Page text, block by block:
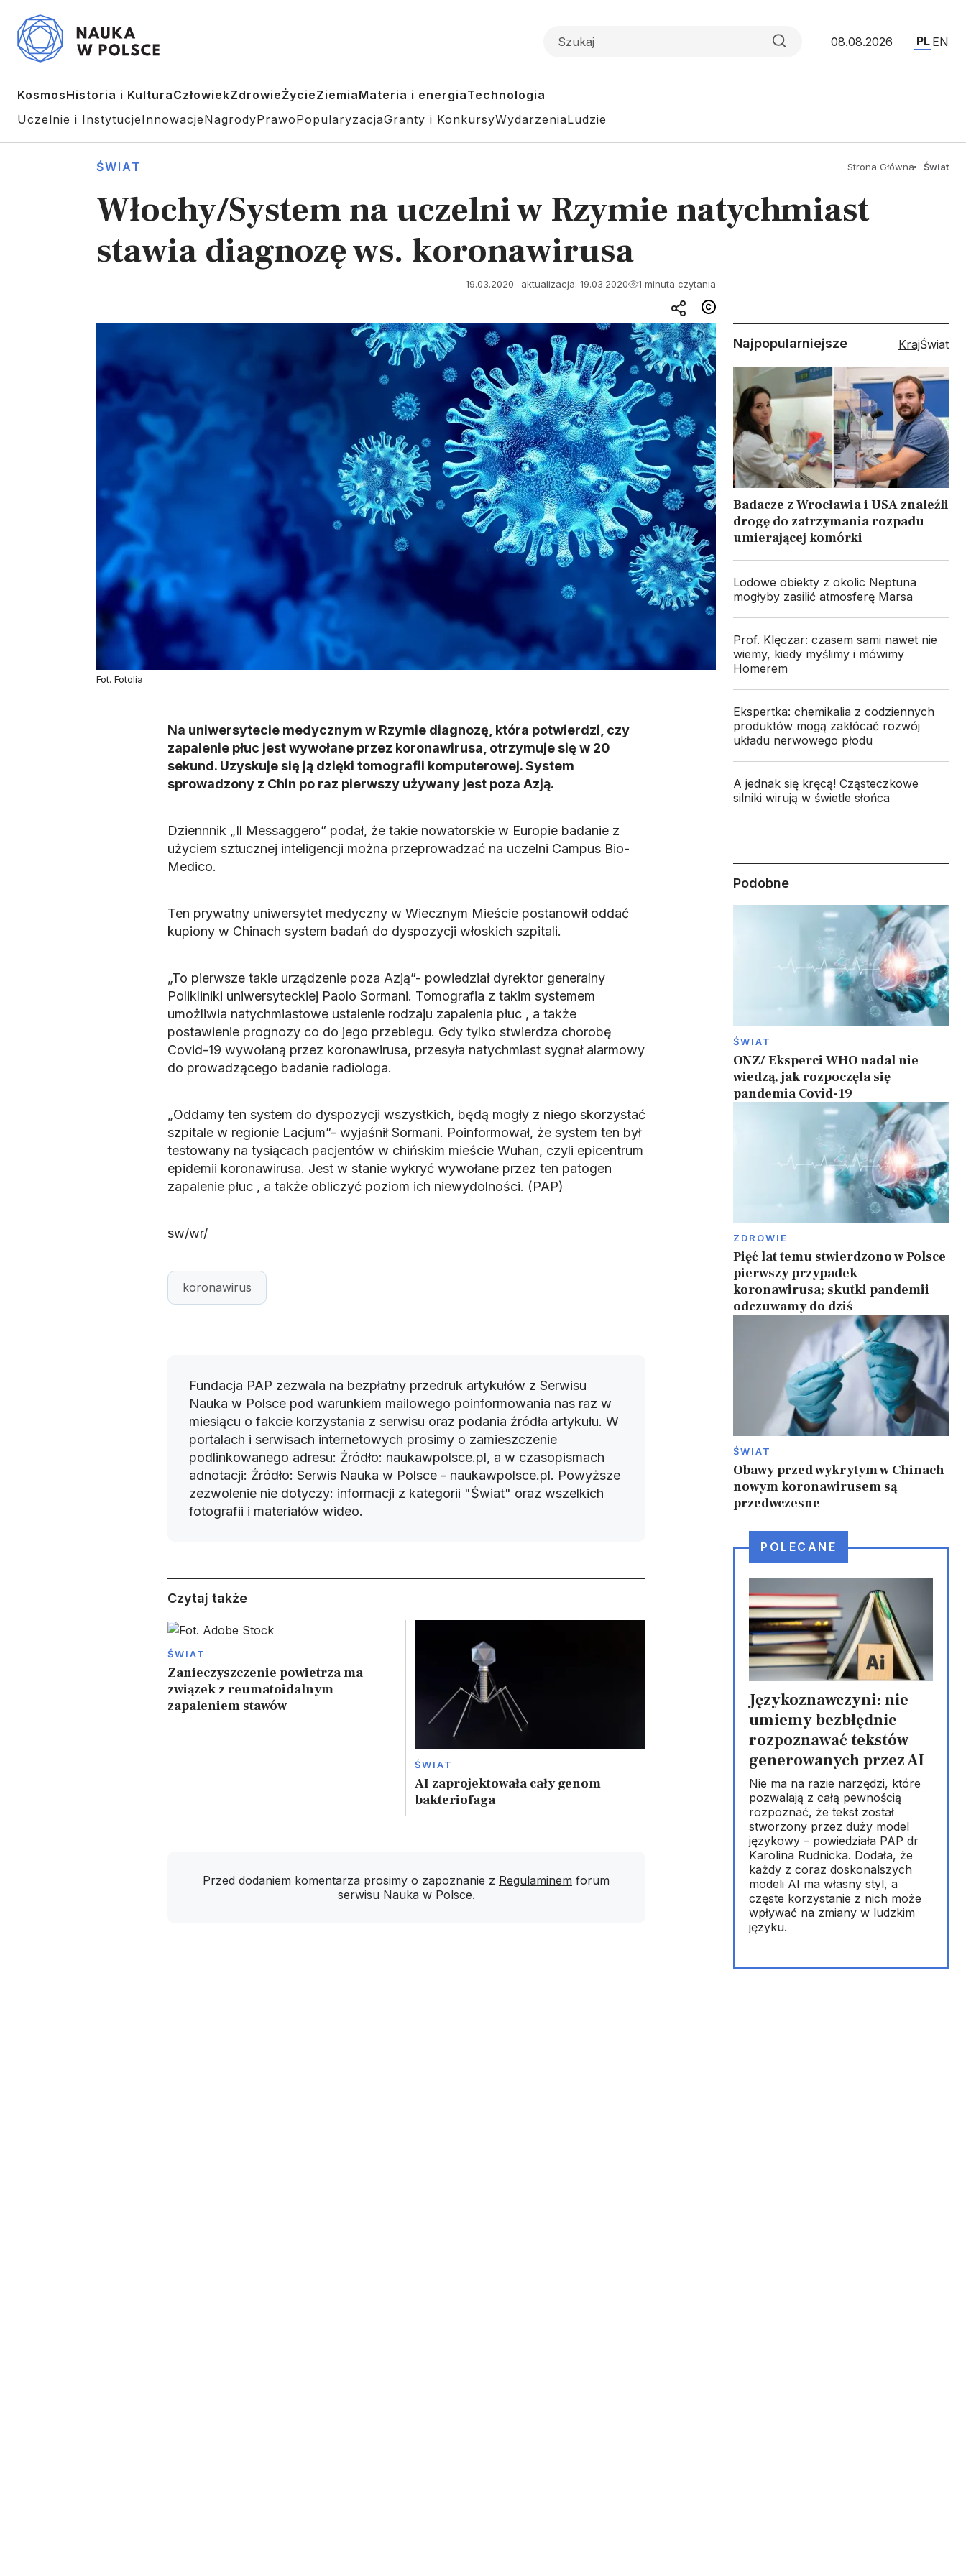
08.08.2026 PL EN
KosmosHistoria i KulturaCzłowiekZdrowieŻycieZiemiaMateria i energiaTechnologia
Uczelnie i InstytucjeInnowacjeNagrodyPrawoPopularyzacjaGranty i KonkursyWydarzeniaLudzie
ŚWIAT Strona Główna Świat
Włochy/System na uczelni w Rzymie natychmiast
stawia diagnozę ws. koronawirusa
19.03.2020 aktualizacja: 19.03.2020 1 minuta czytania
Fot. Fotolia
Na uniwersytecie medycznym w Rzymie diagnozę, która potwierdzi, czy
zapalenie płuc jest wywołane przez koronawirusa, otrzymuje się w 20
sekund. Uzyskuje się ją dzięki tomografii komputerowej. System
sprowadzony z Chin po raz pierwszy używany jest poza Azją.
Dziennnik „Il Messaggero” podał, że takie nowatorskie w Europie badanie z
użyciem sztucznej inteligencji można przeprowadzać na uczelni Campus Bio-
Medico.
Ten prywatny uniwersytet medyczny w Wiecznym Mieście postanowił oddać
kupiony w Chinach system badań do dyspozycji włoskich szpitali.
„To pierwsze takie urządzenie poza Azją”- powiedział dyrektor generalny
Polikliniki uniwersyteckiej Paolo Sormani. Tomografia z takim systemem
umożliwia natychmiastowe ustalenie rodzaju zapalenia płuc , a także
postawienie prognozy co do jego przebiegu. Gdy tylko stwierdza chorobę
Covid-19 wywołaną przez koronawirusa, przesyła natychmiast sygnał alarmowy
do prowadzącego badanie radiologa.
„Oddamy ten system do dyspozycji wszystkich, będą mogły z niego skorzystać
szpitale w regionie Lacjum”- wyjaśnił Sormani. Poinformował, że system ten był
testowany na tysiącach pacjentów w chińskim mieście Wuhan, czyli epicentrum
epidemii koronawirusa. Jest w stanie wykryć wywołane przez ten patogen
zapalenie płuc , a także obliczyć poziom ich niewydolności. (PAP)
sw/wr/
koronawirus
Fundacja PAP zezwala na bezpłatny przedruk artykułów z Serwisu
Nauka w Polsce pod warunkiem mailowego poinformowania nas raz w
miesiącu o fakcie korzystania z serwisu oraz podania źródła artykułu. W
portalach i serwisach internetowych prosimy o zamieszczenie
podlinkowanego adresu: Źródło: naukawpolsce.pl, a w czasopismach
adnotacji: Źródło: Serwis Nauka w Polsce - naukawpolsce.pl. Powyższe
zezwolenie nie dotyczy: informacji z kategorii "Świat" oraz wszelkich
fotografii i materiałów wideo.
Czytaj także
ŚWIAT
Zanieczyszczenie powietrza ma
związek z reumatoidalnym
zapaleniem stawów
ŚWIAT
AI zaprojektowała cały genom
bakteriofaga
Przed dodaniem komentarza prosimy o zapoznanie z Regulaminem forum
serwisu Nauka w Polsce.
Najpopularniejsze KrajŚwiat
Badacze z Wrocławia i USA znaleźli
drogę do zatrzymania rozpadu
umierającej komórki
Lodowe obiekty z okolic Neptuna
mogłyby zasilić atmosferę Marsa
Prof. Klęczar: czasem sami nawet nie
wiemy, kiedy myślimy i mówimy
Homerem
Ekspertka: chemikalia z codziennych
produktów mogą zakłócać rozwój
układu nerwowego płodu
A jednak się kręcą! Cząsteczkowe
silniki wirują w świetle słońca
Podobne
ŚWIAT
ONZ/ Eksperci WHO nadal nie
wiedzą, jak rozpoczęła się
pandemia Covid-19
ZDROWIE
Pięć lat temu stwierdzono w Polsce
pierwszy przypadek
koronawirusa; skutki pandemii
odczuwamy do dziś
ŚWIAT
Obawy przed wykrytym w Chinach
nowym koronawirusem są
przedwczesne
POLECANE
Językoznawczyni: nie
umiemy bezbłędnie
rozpoznawać tekstów
generowanych przez AI
Nie ma na razie narzędzi, które
pozwalają z całą pewnością
rozpoznać, że tekst został
stworzony przez duży model
językowy – powiedziała PAP dr
Karolina Rudnicka. Dodała, że
każdy z coraz doskonalszych
modeli AI ma własny styl, a
częste korzystanie z nich może
wpływać na zmiany w ludzkim
języku.